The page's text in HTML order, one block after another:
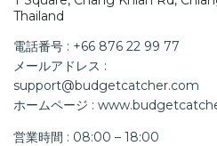
Thailand
電話番号 : +66 876 22 99 77
メールアドレス :
support@budgetcatcher.com
ホームページ :
営業時間 : 08:00 – 18:00